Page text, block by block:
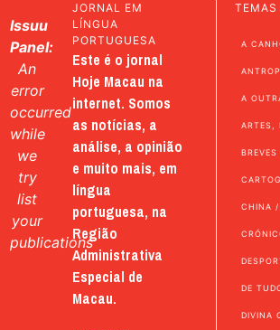
Issuu
Panel:
An
error
occurred
while
we
try
list
your
publications
JORNAL EM
LÍNGUA
PORTUGUESA
Este é o jornal
Hoje Macau na
internet. Somos
as notícias, a
análise, a opinião
e muito mais, em
língua
portuguesa, na
Região
Administrativa
Especial de
Macau.
TEMAS
A
A
ARTES,
BREVES
CHINA /
DE
DIVINA